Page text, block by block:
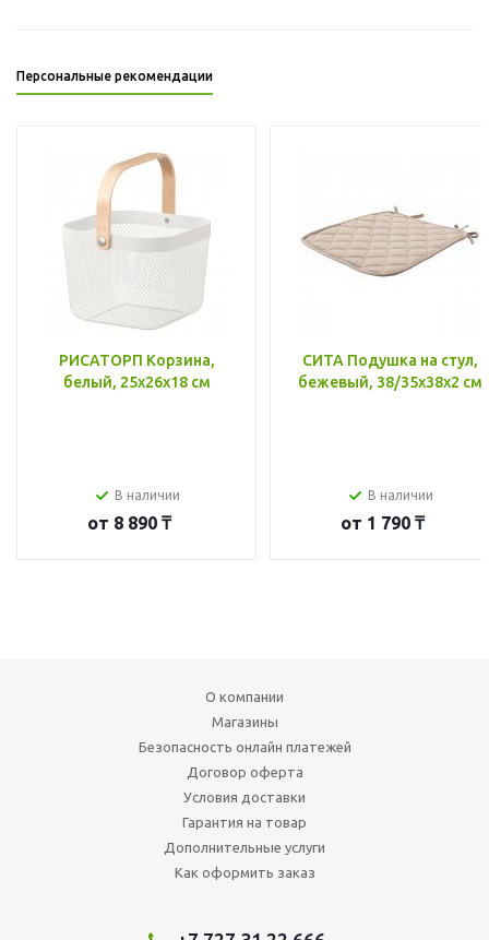
Персональные рекомендации
РИСАТОРП Корзина,
белый, 25x26x18 см
В наличии
от 8 890 ₸
СИТА Подушка на стул,
бежевый, 38/35x38x2 см
В наличии
от 1 790 ₸
О компании
Магазины
Безопасность онлайн платежей
Договор оферта
Условия доставки
Гарантия на товар
Дополнительные услуги
Как оформить заказ